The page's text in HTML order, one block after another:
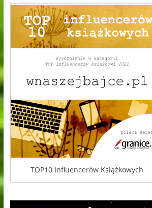
TOP10 Influencerów Książkowych